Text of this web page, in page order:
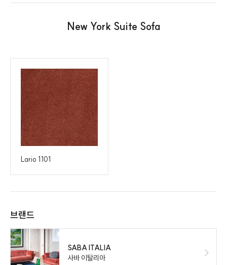
New York Suite Sofa
Lario 1101
브랜드
SABA ITALIA
사바 이탈리아